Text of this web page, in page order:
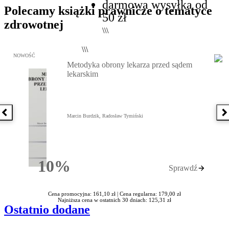
darmowa wysyłka od
50 zł
\\\
\\\
Polecamy książki prawnicze o tematyce
zdrowotnej
Poprzednia książka
Przejdź do: Metodyka obrony lekarza przed sądem lekarskim,
NOWOŚĆ
10%Rabatu
Metodyka obrony lekarza przed sądem
lekarskim
Marcin Burdzik, Radosław Tymiński
Sprawdź
Cena promocyjna: 161,10 zł | Cena regularna: 179,00 zł
Najniższa cena w ostatnich 30 dniach: 125,31 zł
Ostatnio dodane